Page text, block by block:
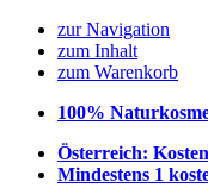
zur Navigation
zum Inhalt
zum Warenkorb
100%
Österreich:
Mindestens 1